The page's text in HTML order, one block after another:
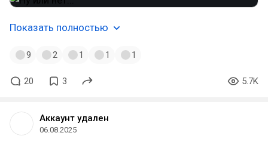
Показать полностью
9 2 1 1 1
20 3 5.7K
Аккаунт удален
06.08.2025